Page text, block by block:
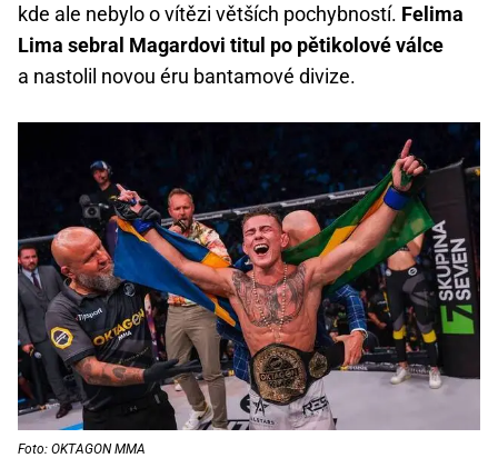
kde ale nebylo o vítězi větších pochybností. Felima
Lima sebral Magardovi titul po pětikolové válce
a nastolil novou éru bantamové divize.
Foto: OKTAGON MMA